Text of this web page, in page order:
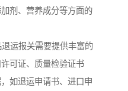
剂、营养成分等方面的
运报关需要提供丰富的
可证、质量检验证书
如退运申请书、进口申